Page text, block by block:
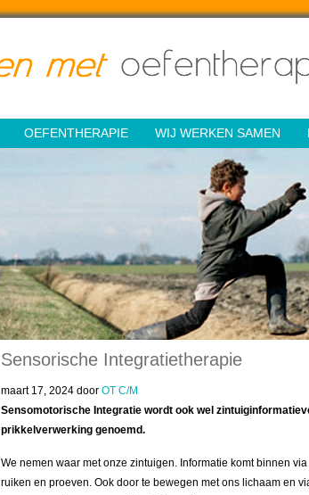
OEFENTHERAPIE WIJ WERKEN SAMEN
Sensorische Integratietherapie
maart 17, 2024 door OT C/M
Sensomotorische Integratie wordt ook wel
prikkelverwerking genoemd.
We nemen waar met onze zintuigen. Informatie komt binnen
ruiken en proeven. Ook door te bewegen met ons lichaam en